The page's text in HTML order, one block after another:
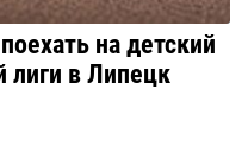
на детский
лиги в Липецк